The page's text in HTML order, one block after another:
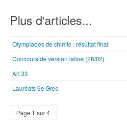
Plus d'articles...
Olympiades de chimie : résultat final
Concours de version latine (28/02)
Art 33
Lauréats 6e Grec
Page 1 sur 4